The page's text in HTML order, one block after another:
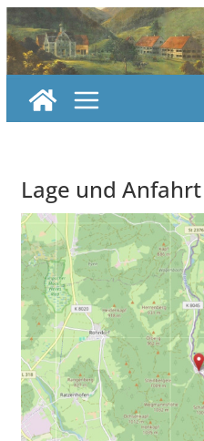
Skip
to
content
Lage und Anfahrt